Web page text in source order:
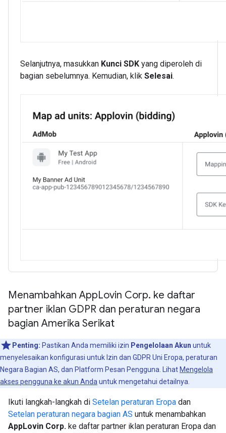
Selanjutnya, masukkan Kunci SDK yang diperoleh di
bagian sebelumnya. Kemudian, klik Selesai.
Menambahkan AppLovin Corp. ke daftar
partner iklan GDPR dan peraturan negara
bagian Amerika Serikat
Penting: Pastikan Anda memiliki izin Pengelolaan Akun untuk
menyelesaikan konfigurasi untuk Izin dan GDPR Uni Eropa, peraturan
Negara Bagian AS, dan Platform Pesan Pengguna. Lihat Mengelola
akses pengguna ke akun Anda untuk mengetahui detailnya.
Ikuti langkah-langkah di Setelan peraturan Eropa dan
Setelan peraturan negara bagian AS untuk menambahkan
AppLovin Corp. ke daftar partner iklan peraturan Eropa dan